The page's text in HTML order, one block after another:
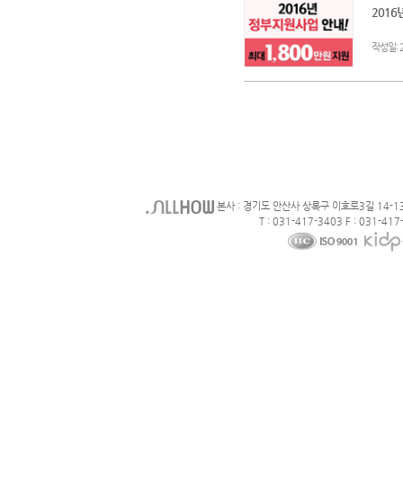
2016
작성일
본사 : 경기도 안산사 상록구 이호로3길 14-
T : 031-417-3403 F : 031-